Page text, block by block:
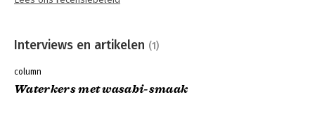
Interviews en artikelen (1)
column
Waterkers met wasabi-smaak